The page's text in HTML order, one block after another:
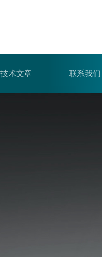
技术文章 联系我们